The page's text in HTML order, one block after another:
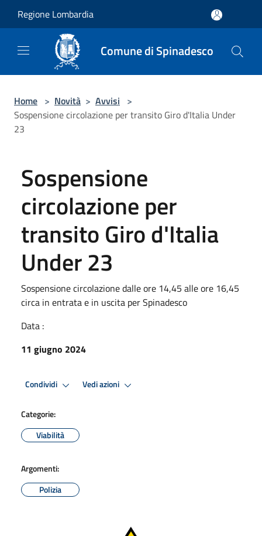
Regione Lombardia
Comune di Spinadesco
Home > Novità > Avvisi >
Sospensione circolazione per transito Giro d'Italia Under
23
Sospensione
circolazione per
transito Giro d'Italia
Under 23
Sospensione circolazione dalle ore 14,45 alle ore 16,45
circa in entrata e in uscita per Spinadesco
Data :
11 giugno 2024
Condividi Vedi azioni
Categorie:
Viabilità
Argomenti:
Polizia